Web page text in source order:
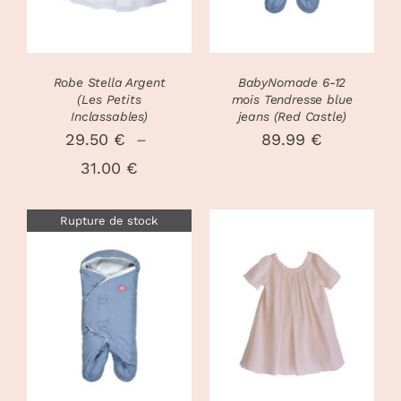
PLUSIEURS
PEUVENT
ÊTRE
CHOISIES
SUR
PAGE
PRODUIT
Robe Stella Argent
(Les Petits
Inclassables)
29.50 €
–
31.00 €Plage
prix :
29.50 €
à
31.00 €
BabyNomade 6-12
mois Tendresse blue
jeans (Red Castle)
89.99 €
Rupture de stock
DÉTAILS
CHOIX DES
OPTIONS
CE
PRODUIT
PLUSIEURS